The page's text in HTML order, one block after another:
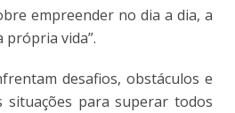
empreender no dia a dia, a
própria vida”.
desafios, obstáculos e
situações para superar todos